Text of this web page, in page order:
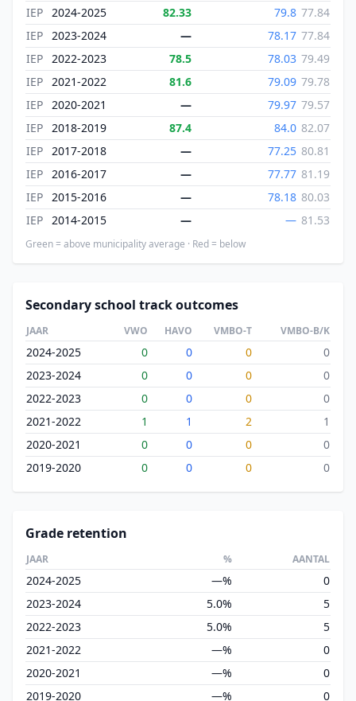
IEP 2024-2025 82.33 79.8 77.84
IEP 2023-2024 — 78.17 77.84
IEP 2022-2023 78.5 78.03 79.49
IEP 2021-2022 81.6 79.09 79.78
IEP 2020-2021 — 79.97 79.57
IEP 2018-2019 87.4 84.0 82.07
IEP 2017-2018 — 77.25 80.81
IEP 2016-2017 — 77.77 81.19
IEP 2015-2016 — 78.18 80.03
IEP 2014-2015 — — 81.53
Green = above municipality average · Red = below
Secondary school track outcomes
JAAR VWO HAVO VMBO-T VMBO-B/K
2024-2025 0 0 0
0
2023-2024
0 0 0
0
2022-2023
0 0 0
0
2021-2022
1 1 2
1
2020-2021
0 0 0
0
2019-2020
0 0 0 0
Grade retention
JAAR % AANTAL
2024-2025 —%
0
2023-2024
5.0%
5
2022-2023
5.0%
5
2021-2022
—%
0
2020-2021
—%
0
2019-2020
—% 0